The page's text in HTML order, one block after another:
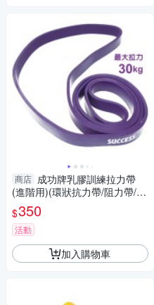
商店 成功牌乳膠訓練拉力帶
(進階用)(環狀抗力帶/阻力帶/彈
力繩/彈力圈)
$350
活動
加入購物車